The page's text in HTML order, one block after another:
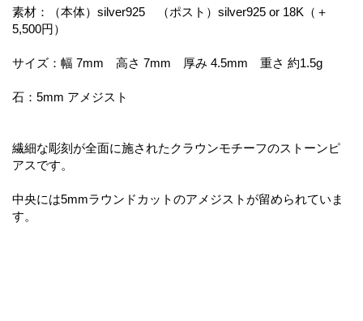
素材：（本体）silver925 （ポスト）silver925 or 18K（＋
5,500円）
サイズ：幅 7mm 高さ 7mm 厚み 4.5mm 重さ 約1.5g
石：5mm アメジスト
繊細な彫刻が全面に施されたクラウンモチーフのストーンピ
アスです。
中央には5mmラウンドカットのアメジストが留められていま
す。